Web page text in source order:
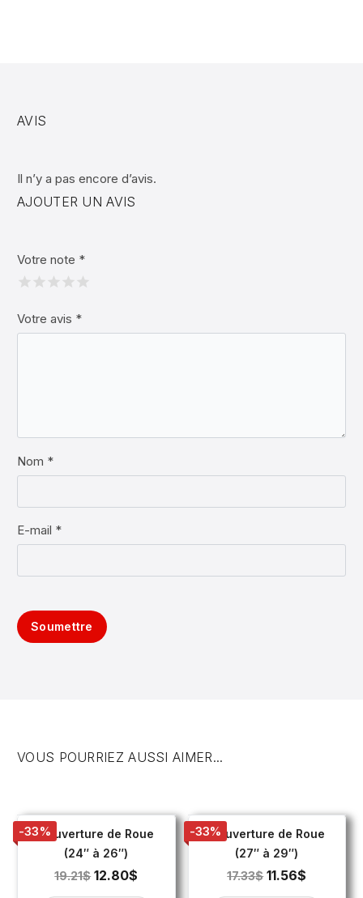
AVIS
Il n’y a pas encore d’avis.
AJOUTER UN AVIS
Votre note *
Votre avis *
Nom *
E-mail *
Soumettre
VOUS POURRIEZ AUSSI AIMER...
-33%Couverture de Roue
(24″ à 26″)
19.21$ 12.80$
-33%Couverture de Roue
(27″ à 29″)
17.33$ 11.56$